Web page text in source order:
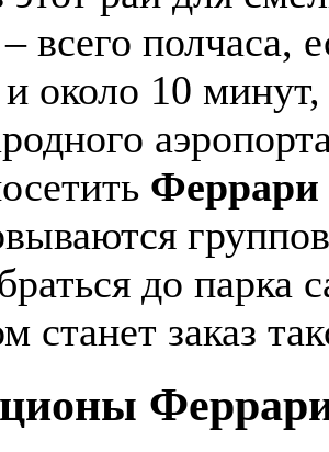
всего полчаса,
около 10 минут,
Феррари
до парка
станет заказ